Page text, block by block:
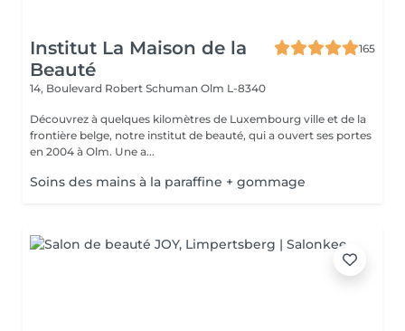
Institut La Maison de la
Beauté
165
14, Boulevard Robert Schuman Olm L-8340
Découvrez à quelques kilomètres de Luxembourg ville et de la
frontière belge, notre institut de beauté, qui a ouvert ses portes
en 2004 à Olm. Une a...
Soins des mains à la paraffine + gommage